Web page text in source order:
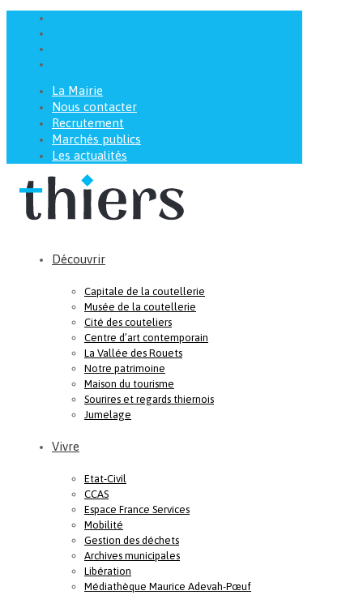
La Mairie
Nous contacter
Recrutement
Marchés publics
Les actualités
Découvrir
Capitale de la coutellerie
Musée de la coutellerie
Cité des couteliers
Centre d’art contemporain
La Vallée des Rouets
Notre patrimoine
Maison du tourisme
Sourires et regards thiernois
Jumelage
Vivre
Etat-Civil
CCAS
Espace France Services
Mobilité
Gestion des déchets
Archives municipales
Libération
Médiathèque Maurice Adevah-Pœuf